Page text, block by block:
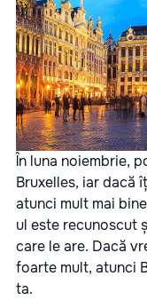
În luna noiembrie,
Bruxelles, iar dacă
atunci mult mai
ul este recunoscut
care le are. Dacă
foarte mult, atunci
ta.